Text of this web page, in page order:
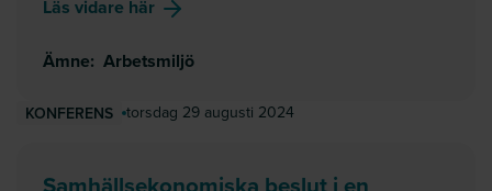
Läs vidare här om
Ämne: Arbetsmiljö
KONFERENS torsdag 29 augusti 2024